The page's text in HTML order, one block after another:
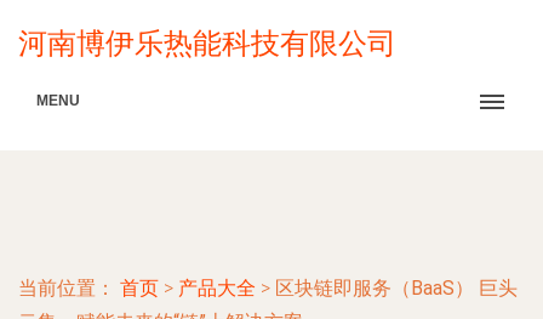
河南博伊乐热能科技有限公司
MENU
当前位置： 首页 > 产品大全 > 区块链即服务（BaaS） 巨头